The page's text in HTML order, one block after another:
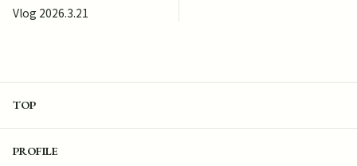
Vlog 2026.3.21
TOP
PROFILE